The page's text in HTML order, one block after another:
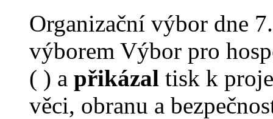
Organizační výbor dne
výborem Výbor pro
( ) a přikázal tisk k
věci, obranu a